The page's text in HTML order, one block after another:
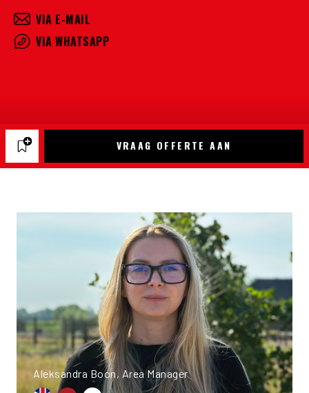
VIA E-MAIL
VIA WHATSAPP
VRAAG OFFERTE AAN
Aleksandra Boon, Area Manager